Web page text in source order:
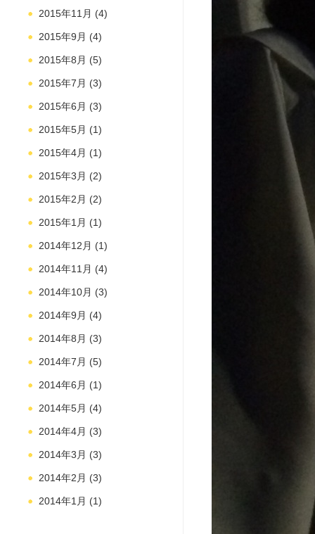
2015年11月 (4)
2015年9月 (4)
2015年8月 (5)
2015年7月 (3)
2015年6月 (3)
2015年5月 (1)
2015年4月 (1)
2015年3月 (2)
2015年2月 (2)
2015年1月 (1)
2014年12月 (1)
2014年11月 (4)
2014年10月 (3)
2014年9月 (4)
2014年8月 (3)
2014年7月 (5)
2014年6月 (1)
2014年5月 (4)
2014年4月 (3)
2014年3月 (3)
2014年2月 (3)
2014年1月 (1)